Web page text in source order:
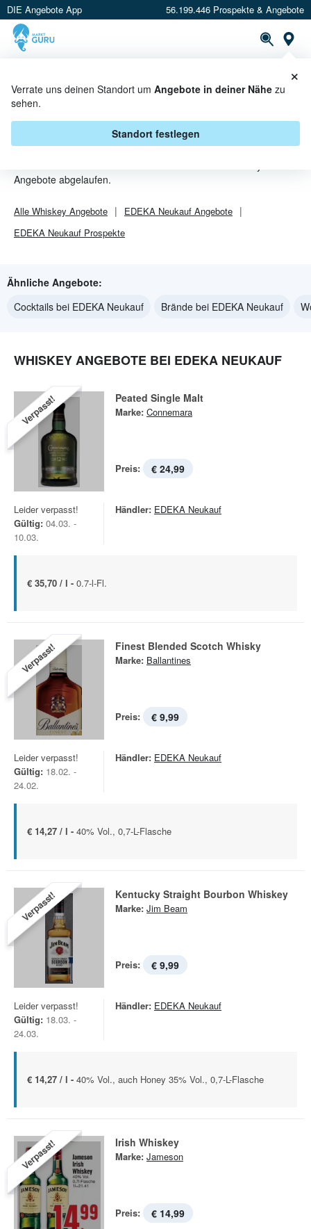
DIE Angebote App 56.199.446 Prospekte & Angebote
Verrate uns deinen Standort um Angebote in deiner Nähe zu
sehen.
Standort festlegen
×
WHISKEY ANGEBOTE &
AKTIONEN BEI EDEKA NEUKAUF
Angebote abgelaufen.
Alle Whiskey Angebote EDEKA Neukauf Angebote
EDEKA Neukauf Prospekte
Ähnliche Angebote:
Cocktails bei EDEKA Neukauf
Brände bei EDEKA Neukauf
WHISKEY ANGEBOTE BEI EDEKA NEUKAUF
Verpasst! Peated Single Malt
Marke: Connemara
Preis: € 24,99
Leider verpasst!
Gültig: 04.03. -
10.03.
Händler: EDEKA Neukauf
€ 35,70 / l - 0.7-l-Fl.
Verpasst! Finest Blended Scotch Whisky
Marke: Ballantines
Preis: € 9,99
Leider verpasst!
Gültig: 18.02. -
24.02.
Händler: EDEKA Neukauf
€ 14,27 / l - 40% Vol., 0,7-L-Flasche
Verpasst! Kentucky Straight Bourbon Whiskey
Marke: Jim Beam
Preis: € 9,99
Leider verpasst!
Gültig: 18.03. -
24.03.
Händler: EDEKA Neukauf
€ 14,27 / l - 40% Vol., auch Honey 35% Vol., 0,7-L-Flasche
Verpasst! Irish Whiskey
Marke: Jameson
Preis: € 14,99